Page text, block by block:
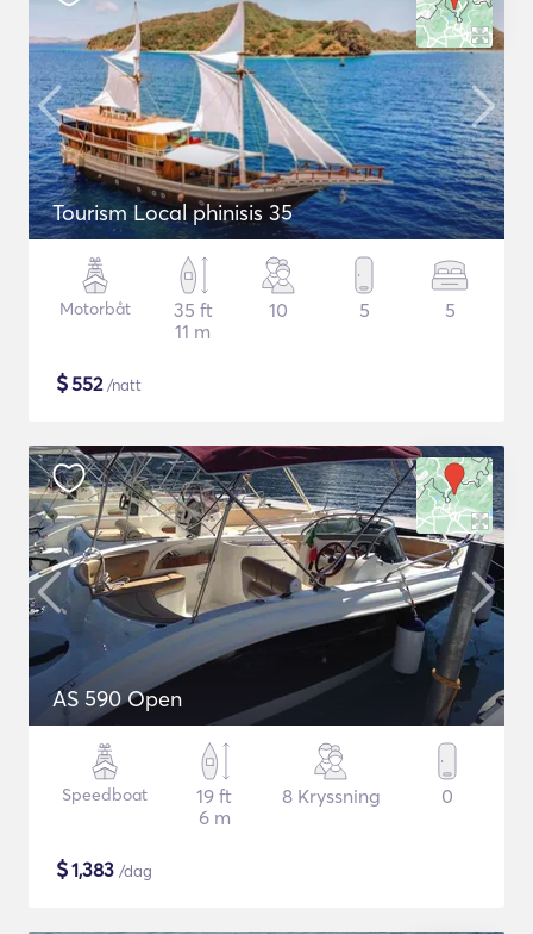
Tourism Local phinisis 35
Motorbåt
35 ft
11 m
10 5 5
$552/natt
AS 590 Open
Speedboat
19 ft
6 m
8 Kryssning 0
$1,383 /dag